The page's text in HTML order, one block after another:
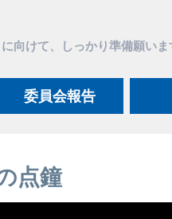
向けて、しっかり準備願いま
委員会報告
点鐘